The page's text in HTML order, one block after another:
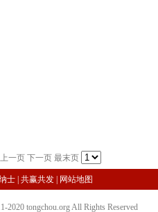
一页 下一页 最末页
士 共赢共发 网站地图
tongchou.org All Rights Reserved